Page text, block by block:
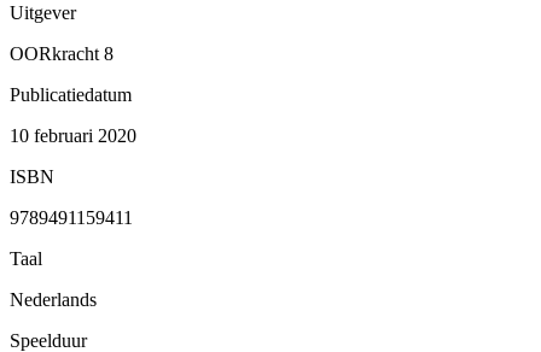
Uitgever
OORkracht 8
Publicatiedatum
10 februari 2020
ISBN
9789491159411
Taal
Nederlands
Speelduur